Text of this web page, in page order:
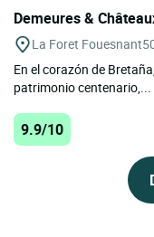
Demeures &
La Foret Fouesnant
En el corazón de
patrimonio centenario,...
9.9/10